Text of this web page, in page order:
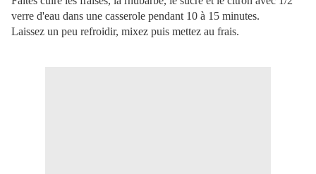
verre d'eau dans une casserole pendant 10 à 15 minutes.
Laissez un peu refroidir, mixez puis mettez au frais.